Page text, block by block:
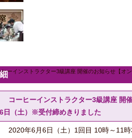
ヒーインストラクター3級講座 開催のお知らせ【オ
コーヒーインストラクター3級講座 開
日（土）※受付締めきりました
2020年6月6日（土）1回目 10時～11